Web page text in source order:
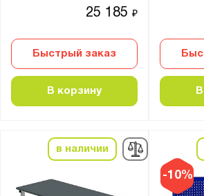
25 185₽
Быстрый заказ
В корзину
в наличии
-10%